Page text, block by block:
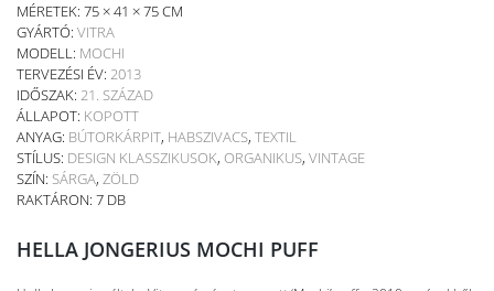
MÉRETEK: 75 × 41 × 75 CM
GYÁRTÓ: VITRA
MODELL: MOCHI
TERVEZÉSI ÉV: 2013
IDŐSZAK: 21. SZÁZAD
ÁLLAPOT: KOPOTT
ANYAG: BÚTORKÁRPIT, HABSZIVACS, TEXTIL
STÍLUS: DESIGN KLASSZIKUSOK, ORGANIKUS, VINTAGE
SZÍN: SÁRGA, ZÖLD
RAKTÁRON: 7 DB
HELLA JONGERIUS MOCHI PUFF